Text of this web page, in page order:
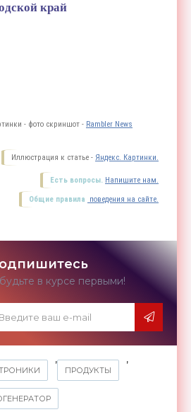
край
- фото скриншот - Rambler News
Иллюстрация к статье - Яндекс. Картинки.
Есть вопросы. Напишите нам.
Общие правила поведения на сайте.
в курсе первыми!
,
ПРОДУКТЫ
,